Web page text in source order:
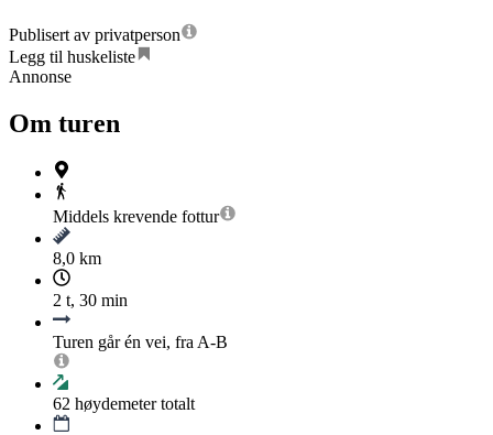
Publisert av privatperson
Legg til huskeliste
Annonse
Om turen
Middels krevende fottur
8,0 km
2 t, 30 min
Turen går én vei, fra A-B
62 høydemeter totalt